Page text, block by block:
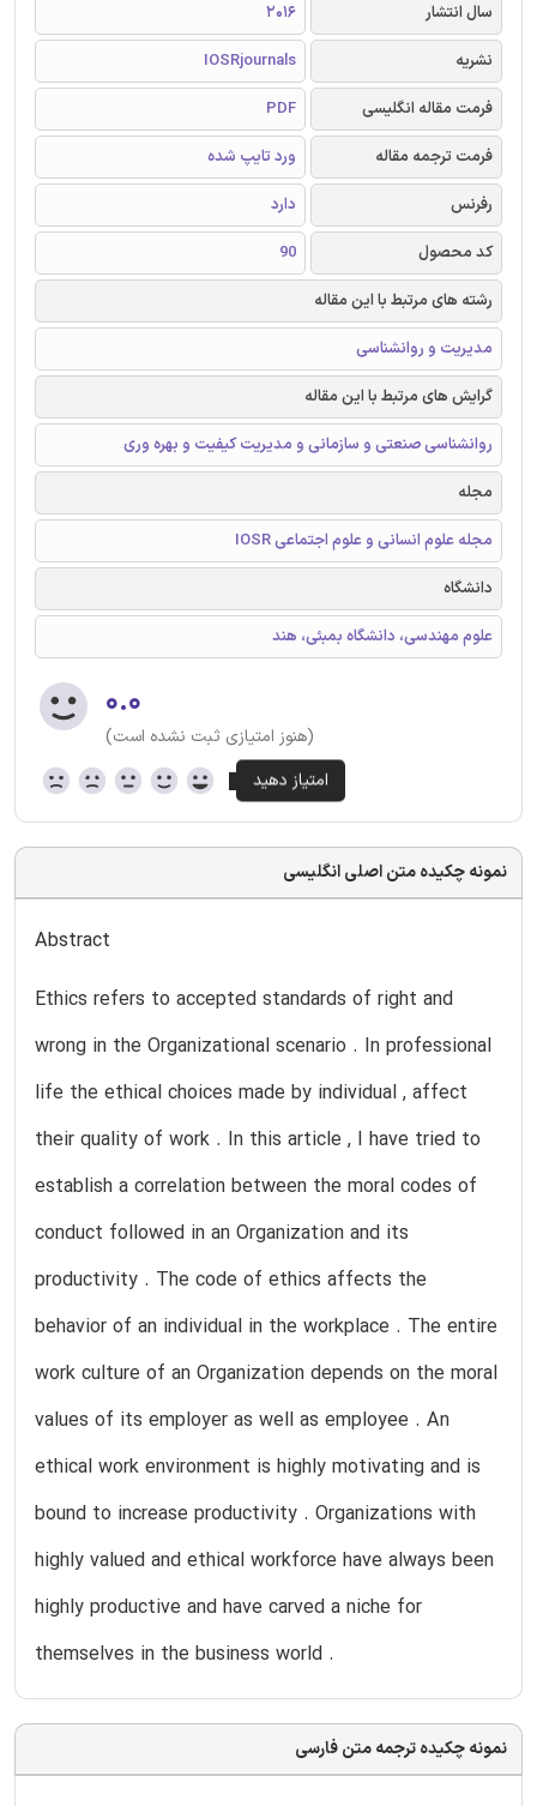
سال انتشار
2016
نشریه
IOSRjournals
فرمت مقاله انگلیسی
PDF
فرمت ترجمه مقاله
ورد تایپ شده
رفرنس
دارد
کد محصول
90
رشته های مرتبط با این مقاله
مدیریت و روانشناسی
گرایش های مرتبط با این مقاله
روانشناسی صنعتی و سازمانی و مدیریت کیفیت و بهره وری
مجله
مجله علوم انسانی و علوم اجتماعی IOSR
دانشگاه
علوم مهندسی، دانشگاه بمبئی، هند
۰.۰
(هنوز امتیازی ثبت نشده است)
نمونه چکیده متن اصلی انگلیسی
Abstract
Ethics refers to accepted standards of right and
wrong in the Organizational scenario . In professional
life the ethical choices made by individual , affect
their quality of work . In this article , I have tried to
establish a correlation between the moral codes of
conduct followed in an Organization and its
productivity . The code of ethics affects the
behavior of an individual in the workplace . The entire
work culture of an Organization depends on the moral
values of its employer as well as employee . An
ethical work environment is highly motivating and is
bound to increase productivity . Organizations with
highly valued and ethical workforce have always been
highly productive and have carved a niche for
themselves in the business world .
نمونه چکیده ترجمه متن فارسی